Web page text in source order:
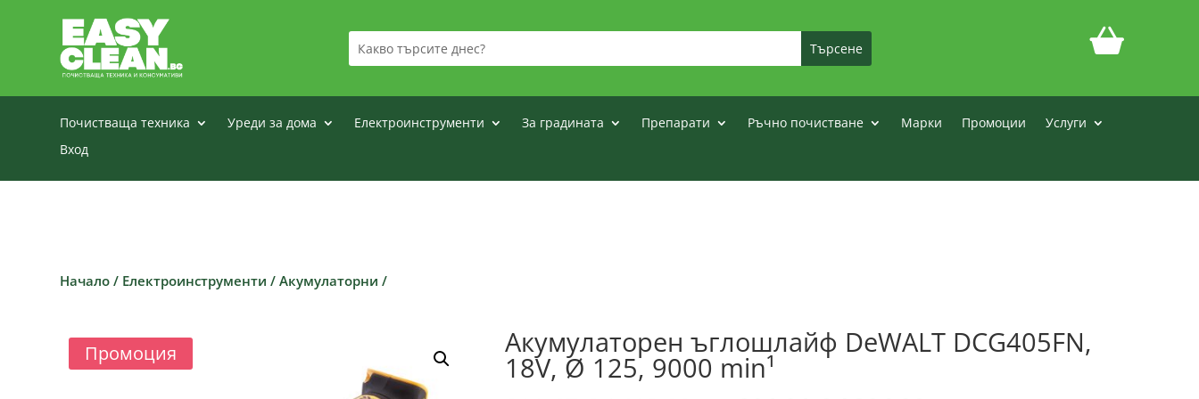
Почистваща техника Уреди за дома Електроинструменти За градината Препарати Ръчно почистване Марки Промоции
Услуги
Вход
Начало / Електроинструменти /Акумулаторни /
Промоция Акумулаторен ъглошлайф DeWALT DCG405FN,
18V, Ø 125, 9000 min¹